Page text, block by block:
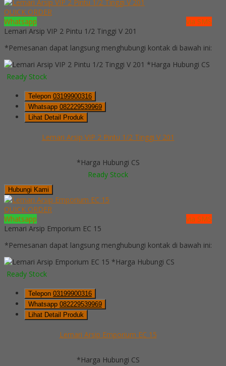
QUICK ORDER
Whatsapp
via SMS
Lemari Arsip VIP 2 Pintu 1/2 Tinggi V 201
*Pemesanan dapat langsung menghubungi kontak di bawah ini:
*Harga Hubungi CS
Ready Stock
Telepon 03199900316
Whatsapp 082229539969
Lihat Detail Produk
Lemari Arsip VIP 2 Pintu 1/2 Tinggi V 201
*Harga Hubungi CS
Ready Stock
Hubungi Kami
QUICK ORDER
Whatsapp
via SMS
Lemari Arsip Emporium EC 15
*Pemesanan dapat langsung menghubungi kontak di bawah ini:
*Harga Hubungi CS
Ready Stock
Telepon 03199900316
Whatsapp 082229539969
Lihat Detail Produk
Lemari Arsip Emporium EC 15
*Harga Hubungi CS